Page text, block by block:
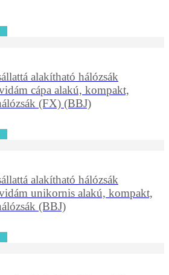
alakítható hálózsák
cápa alakú, kompakt,
(FX) (BBJ)
alakítható hálózsák
unikornis alakú, kompakt,
(BBJ)